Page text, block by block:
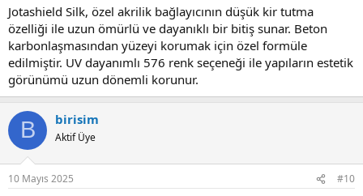
Jotashield Silk, özel akrilik bağlayıcının düşük kir tutma
özelliği ile uzun ömürlü ve dayanıklı bir bitiş sunar. Beton
karbonlaşmasından yüzeyi korumak için özel formüle
edilmiştir. UV dayanımlı 576 renk seçeneği ile yapıların estetik
görünümü uzun dönemli korunur.
B birisim
Aktif Üye
10 Mayıs 2025 #10